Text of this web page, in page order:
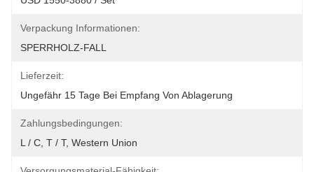
Verpackung Informationen:
SPERRHOLZ-FALL
Lieferzeit:
Ungefähr 15 Tage Bei Empfang Von Ablagerung
Zahlungsbedingungen:
L / C, T / T, Western Union